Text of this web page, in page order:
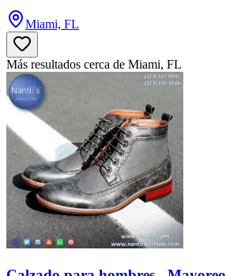
Miami, FL
Más resultados cerca de Miami, FL